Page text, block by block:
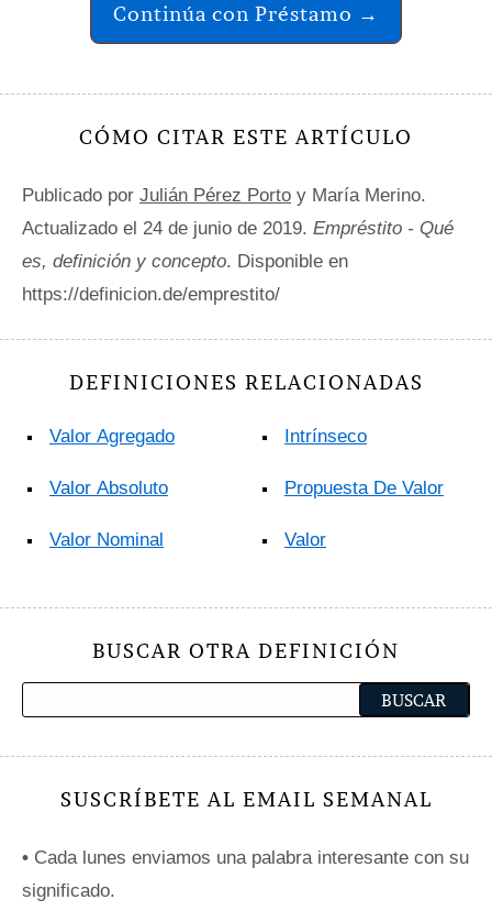
Continúa con Préstamo →
CÓMO CITAR ESTE ARTÍCULO
Publicado por Julián Pérez Porto y María Merino.
Actualizado el 24 de junio de 2019. Empréstito - Qué
es, definición y concepto. Disponible en
https://definicion.de/emprestito/
DEFINICIONES RELACIONADAS
Valor Agregado
Valor Absoluto
Valor Nominal
Intrínseco
Propuesta De Valor
Valor
BUSCAR OTRA DEFINICIÓN
SUSCRÍBETE AL EMAIL SEMANAL
• Cada lunes enviamos una palabra interesante con su
significado.